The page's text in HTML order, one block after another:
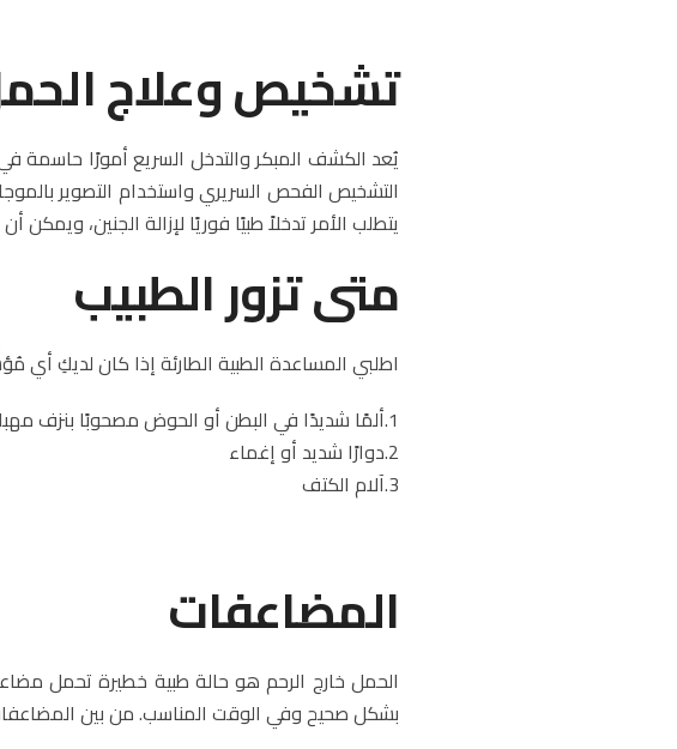
تشخيص وعلاج
يُعد الكشف المبكر والتدخل السريع أمورًا
التشخيص الفحص السريري واستخدام التصوير
يتطلب الأمر تدخلاً طبيًا فوريًا لإزالة الجنين،
متى تزور الطبيب
اطلبي المساعدة الطبية الطارئة إذا كان لديكِ أي
1.ألمًا شديدًا في البطن أو الحوض مصحوبًا بنزف مهبلي
2.دوارًا شديد أو إغماء
3.آلام الكتف
المضاعفات
الحمل خارج الرحم هو حالة طبية خطيرة تحمل
بشكل صحيح وفي الوقت المناسب. من بين